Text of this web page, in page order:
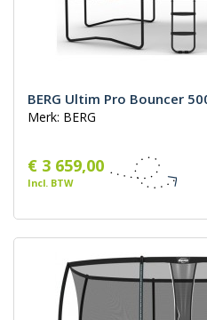
BERG Ultim Pro Bouncer
Merk: BERG
€ 3 659,00
Incl. BTW